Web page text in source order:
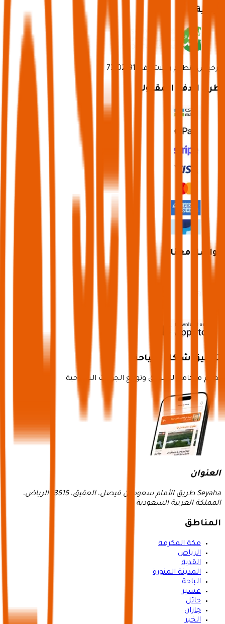
برعاية
ترخيص تنظيم رحلات رقم 73102191
طرق الدفع المقبولة
تواصل معنا
تطبيق شركاء سياحة
نظام متكامل لتسويق وتوزيع الجولات السياحية
العنوان
Seyaha طريق الأمام سعود بن فيصل، العقيق، 13515 الرياض،
المملكة العربية السعودية
المناطق
مكة المكرمة
الرياض
القدية
المدينة المنورة
الباحة
عسير
حائل
جازان
الخبر